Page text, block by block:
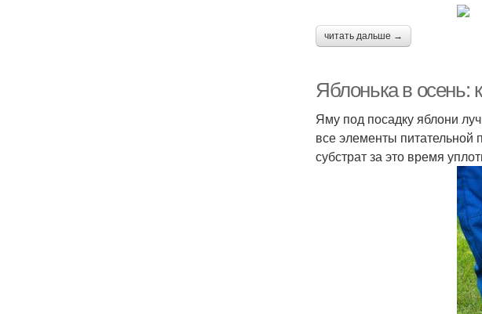
читать дальше →
Яблонька в осень:
Яму под посадку яблони
все элементы питательной
субстрат за это время